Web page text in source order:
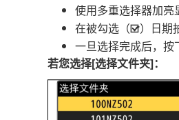
使用多重选择器加亮
在被勾选（M）日期
一旦选择完成后，按
若您选择[选择文件夹]：